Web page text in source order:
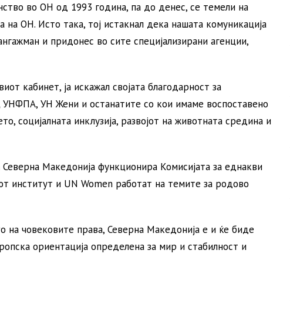
во ОН од 1993 година, па до денес, се темели на
ОН. Исто така, тој истакнал дека нашата комуникација
и придонес во сите специјализирани агенции,
кабинет, ја искажал својата благодарност за
УН Жени и останатите со кои имаме воспоставено
социјалната инклузија, развојот на животната средина и
Македонија функционира Комисијата за еднакви
институт и UN Women работат на темите за родово
на човековите права, Северна Македонија е и ќе биде
ориентација определена за мир и стабилност и